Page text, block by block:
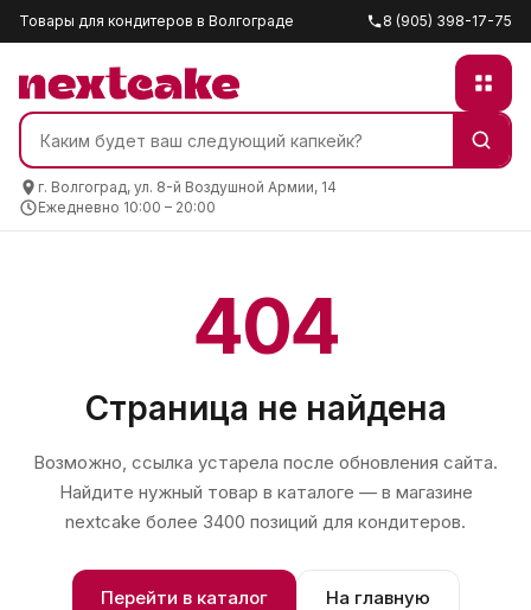
Товары для кондитеров в Волгограде 8 (905) 398-17-75
г. Волгоград, ул. 8-й Воздушной Армии, 14
Ежедневно 10:00 – 20:00
404
Страница не найдена
Возможно, ссылка устарела после обновления сайта.
Найдите нужный товар в каталоге — в магазине
nextcake более 3400 позиций для кондитеров.
Перейти в каталог На главную